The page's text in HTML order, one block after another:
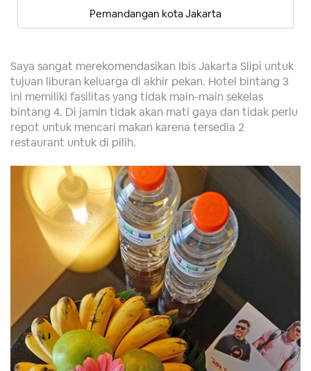
Pemandangan kota Jakarta
Saya sangat merekomendasikan Ibis Jakarta Slipi untuk
tujuan liburan keluarga di akhir pekan. Hotel bintang 3
ini memiliki fasilitas yang tidak main-main sekelas
bintang 4. Di jamin tidak akan mati gaya dan tidak perlu
repot untuk mencari makan karena tersedia 2
restaurant untuk di pilih.